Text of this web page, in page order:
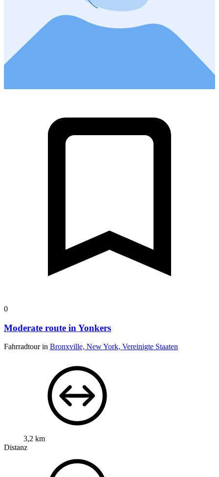
0
Moderate route in Yonkers
Fahrradtour in Bronxville, New York, Vereinigte Staaten
3,2 km
Distanz